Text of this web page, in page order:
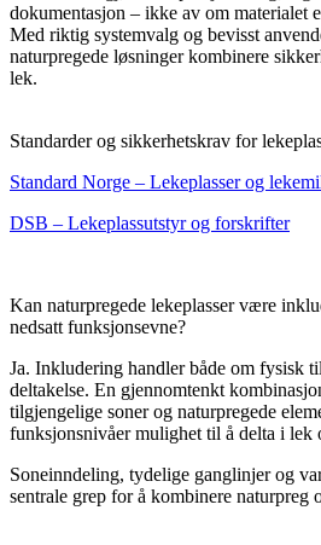
dokumentasjon – ikke av om materialet
Med riktig systemvalg og bevisst
naturpregede løsninger kombinere
lek.
Standarder og sikkerhetskrav for
Standard Norge – Lekeplasser og
DSB – Lekeplassutstyr og forskrifter
Kan naturpregede lekeplasser være
nedsatt funksjonsevne?
Ja. Inkludering handler både om fysisk
deltakelse. En gjennomtenkt
tilgjengelige soner og naturpregede
funksjonsnivåer mulighet til å delta i lek
Soneinndeling, tydelige ganglinjer og
sentrale grep for å kombinere naturpreg